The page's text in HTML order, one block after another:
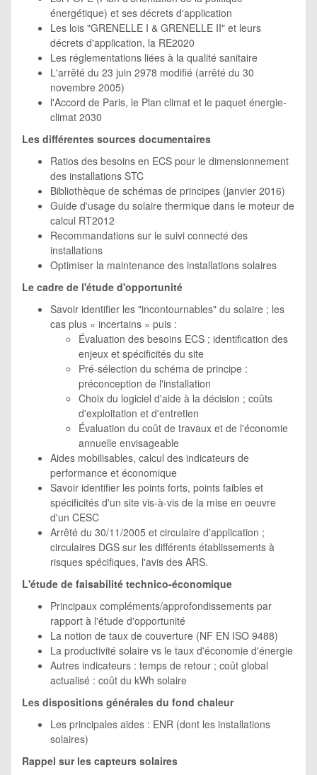
énergétique) et ses décrets d'application
Les lois "GRENELLE I & GRENELLE II" et leurs
décrets d'application, la RE2020
Les réglementations liées à la qualité sanitaire
L'arrêté du 23 juin 2978 modifié (arrêté du 30
novembre 2005)
l'Accord de Paris, le Plan climat et le paquet énergie-
climat 2030
Les différentes sources documentaires
Ratios des besoins en ECS pour le dimensionnement
des installations STC
Bibliothèque de schémas de principes (janvier 2016)
Guide d'usage du solaire thermique dans le moteur de
calcul RT2012
Recommandations sur le suivi connecté des
installations
Optimiser la maintenance des installations solaires
Le cadre de l'étude d'opportunité
Savoir identifier les "incontournables" du solaire ; les
cas plus « incertains » puis :
Évaluation des besoins ECS ; identification des
enjeux et spécificités du site
Pré-sélection du schéma de principe :
préconception de l'installation
Choix du logiciel d'aide à la décision ; coûts
d'exploitation et d'entretien
Évaluation du coût de travaux et de l'économie
annuelle envisageable
Aides mobilisables, calcul des indicateurs de
performance et économique
Savoir identifier les points forts, points faibles et
spécificités d'un site vis-à-vis de la mise en oeuvre
d'un CESC
Arrêté du 30/11/2005 et circulaire d'application ;
circulaires DGS sur les différents établissements à
risques spécifiques, l'avis des ARS.
L'étude de faisabilité technico-économique
Principaux compléments/approfondissements par
rapport à l'étude d'opportunité
La notion de taux de couverture (NF EN ISO 9488)
La productivité solaire vs le taux d'économie d'énergie
Autres indicateurs : temps de retour ; coût global
actualisé : coût du kWh solaire
Les dispositions générales du fond chaleur
Les principales aides : ENR (dont les installations
solaires)
Rappel sur les capteurs solaires